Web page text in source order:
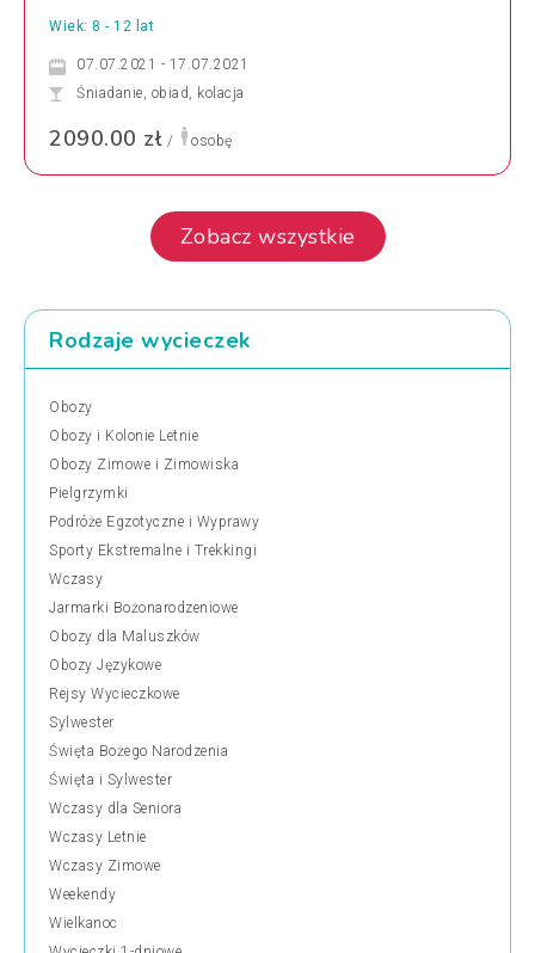
Wiek: 8 - 12 lat
07.07.2021 - 17.07.2021
Śniadanie, obiad, kolacja
2090.00 zł / osobę
Zobacz wszystkie
Rodzaje wycieczek
Obozy
Obozy i Kolonie Letnie
Obozy Zimowe i Zimowiska
Pielgrzymki
Podróże Egzotyczne i Wyprawy
Sporty Ekstremalne i Trekkingi
Wczasy
Jarmarki Bożonarodzeniowe
Obozy dla Maluszków
Obozy Językowe
Rejsy Wycieczkowe
Sylwester
Święta Bożego Narodzenia
Święta i Sylwester
Wczasy dla Seniora
Wczasy Letnie
Wczasy Zimowe
Weekendy
Wielkanoc